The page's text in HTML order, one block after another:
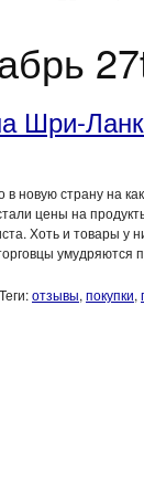
Шри-
новую страну на
цены на
Хоть и товары у
Теги:отзывы, покупки,